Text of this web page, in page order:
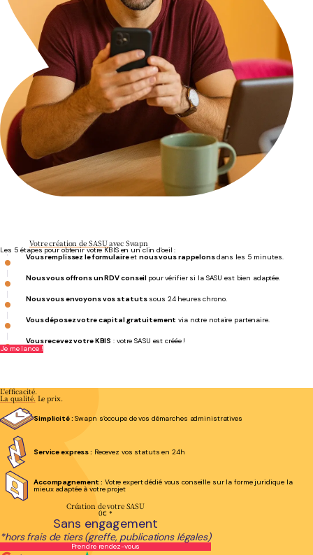
Votre création de SASUavec Swapn
Les 5 étapes pour obtenir votre KBIS en un clin d'oeil :
Vous remplissez le formulaireetnous vous rappelonsdans les 5 minutes.
Nous vous offrons un RDV conseil pour vérifier si la SASU est bien adaptée.
Nous vous envoyons vos statutssous 24 heures chrono.
Vous déposez votre capital gratuitement via notre notaire partenaire.
Vous recevez votre KBIS : votre SASU est créée !
Je me lance !
L'efficacité.
La qualité.Le prix.
Simplicité : Swapn s’occupe de vos démarches administratives
Service express : Recevez vos statuts en 24h
Accompagnement : Votre expert dédié vous conseille sur la forme juridique la
mieux adaptée à votre projet
Création de votre SASU
0€ *
Sans engagement
*hors frais de tiers (greffe, publications légales)
Prendre rendez-vous